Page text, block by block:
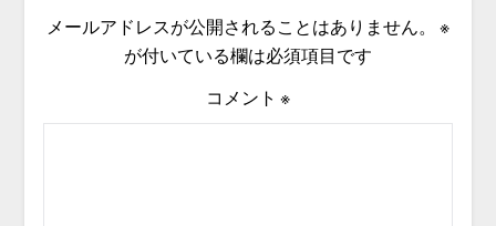
メールアドレスが公開されることはありません。
※
が付いている欄は必須項目です
コメント ※